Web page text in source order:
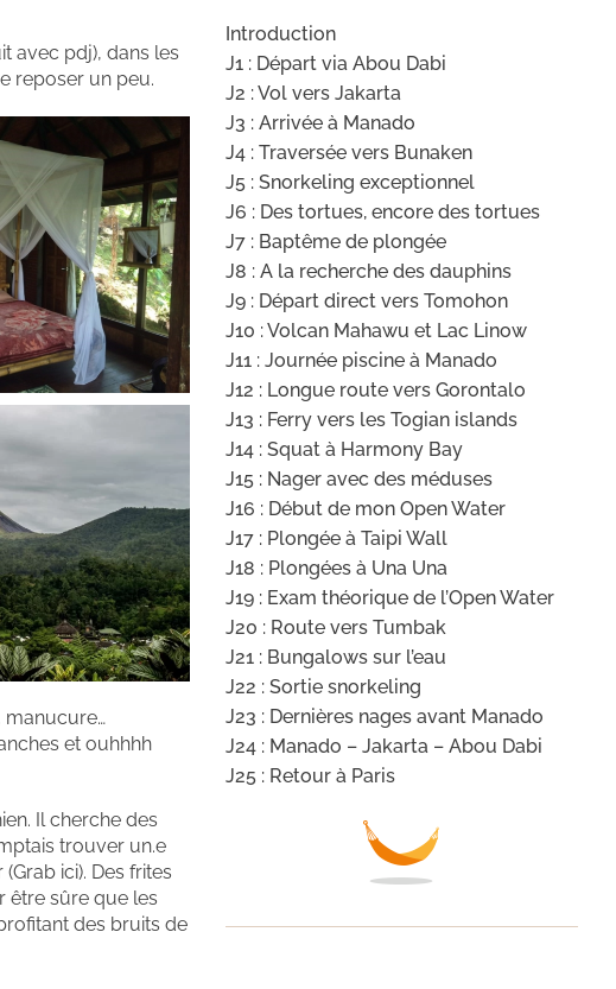
avec pdj), dans les
reposer un peu.
manucure…
et ouhhhh
Il cherche des
trouver un.e
ici). Des frites
être sûre que les
des bruits de
Introduction
J1 : Départ via Abou Dabi
J2 : Vol vers Jakarta
J3 : Arrivée à Manado
J4 : Traversée vers Bunaken
J5 : Snorkeling exceptionnel
J6 : Des tortues, encore des tortues
J7 : Baptême de plongée
J8 : A la recherche des dauphins
J9 : Départ direct vers Tomohon
J10 : Volcan Mahawu et Lac Linow
J11 : Journée piscine à Manado
J12 : Longue route vers Gorontalo
J13 : Ferry vers les Togian islands
J14 : Squat à Harmony Bay
J15 : Nager avec des méduses
J16 : Début de mon Open Water
J17 : Plongée à Taipi Wall
J18 : Plongées à Una Una
J19 : Exam théorique de l’Open Water
J20 : Route vers Tumbak
J21 : Bungalows sur l’eau
J22 : Sortie snorkeling
J23 : Dernières nages avant Manado
J24 : Manado – Jakarta – Abou Dabi
J25 : Retour à Paris